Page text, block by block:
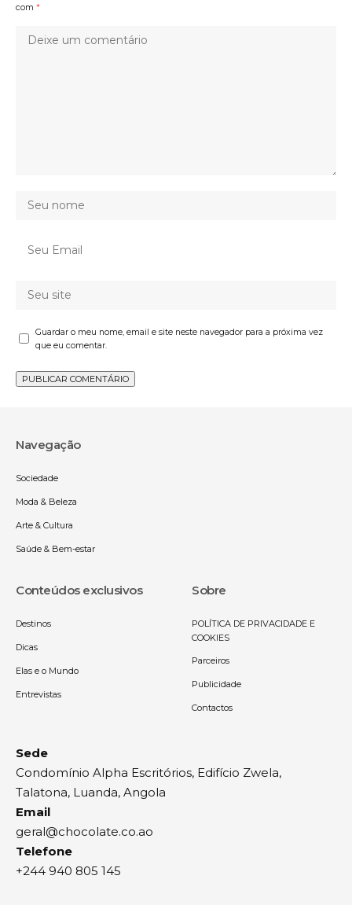
com *
Guardar o meu nome, email e site neste navegador para a próxima vez
que eu comentar.
Navegação
Sociedade
Moda & Beleza
Arte & Cultura
Saúde & Bem-estar
Conteúdos exclusivos
Destinos
Dicas
Elas e o Mundo
Entrevistas
Sobre
POLÍTICA DE PRIVACIDADE E
COOKIES
Parceiros
Publicidade
Contactos
Sede
Condomínio Alpha Escritórios, Edifício Zwela,
Talatona, Luanda, Angola
Email
geral@chocolate.co.ao
Telefone
+244 940 805 145